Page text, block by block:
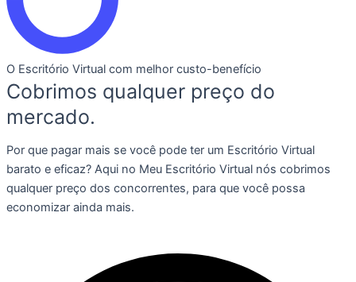
O Escritório Virtual com melhor custo-benefício
Cobrimos qualquer preço do
mercado.
Por que pagar mais se você pode ter um Escritório Virtual
barato e eficaz? Aqui no Meu Escritório Virtual nós cobrimos
qualquer preço dos concorrentes, para que você possa
economizar ainda mais.